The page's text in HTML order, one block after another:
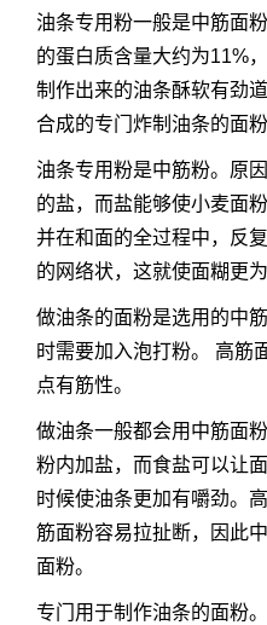
油条专用粉一般是中筋面
的蛋白质含量大约为11%
制作出来的油条酥软有劲道
合成的专门炸制油条的面粉
油条专用粉是中筋粉。原
的盐，而盐能够使小麦面
并在和面的全过程中，反
的网络状，这就使面糊更为
做油条的面粉是选用的中
时需要加入泡打粉。 高筋
点有筋性。
做油条一般都会用中筋面
粉内加盐，而食盐可以让
时候使油条更加有嚼劲。
筋面粉容易拉扯断，因此
面粉。
专门用于制作油条的面粉